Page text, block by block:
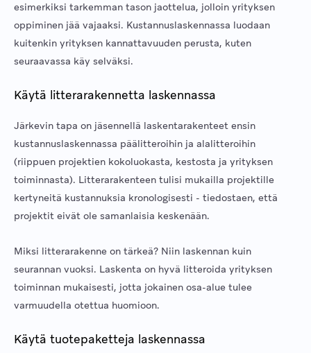
esimerkiksi tarkemman tason jaottelua, jolloin yrityksen
oppiminen jää vajaaksi. Kustannuslaskennassa luodaan
kuitenkin yrityksen kannattavuuden perusta, kuten
seuraavassa käy selväksi.
Käytä litterarakennetta laskennassa
Järkevin tapa on jäsennellä laskentarakenteet ensin
kustannuslaskennassa päälitteroihin ja alalitteroihin
(riippuen projektien kokoluokasta, kestosta ja yrityksen
toiminnasta). Litterarakenteen tulisi mukailla projektille
kertyneitä kustannuksia kronologisesti - tiedostaen, että
projektit eivät ole samanlaisia keskenään.
Miksi litterarakenne on tärkeä? Niin laskennan kuin
seurannan vuoksi. Laskenta on hyvä litteroida yrityksen
toiminnan mukaisesti, jotta jokainen osa-alue tulee
varmuudella otettua huomioon.
Käytä tuotepaketteja laskennassa